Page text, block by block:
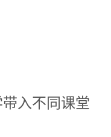
带入不同课堂